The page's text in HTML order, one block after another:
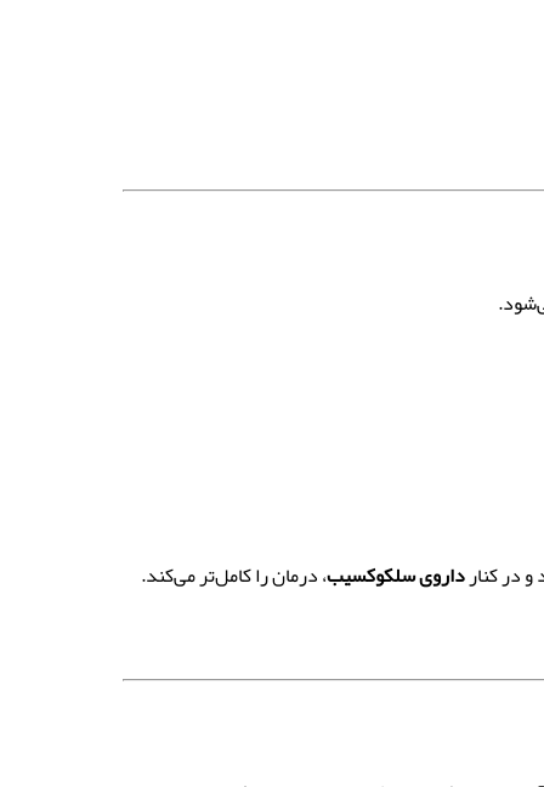
در کنارداروی سلکوکسیب، درمان را کامل‌تر می‌کند.